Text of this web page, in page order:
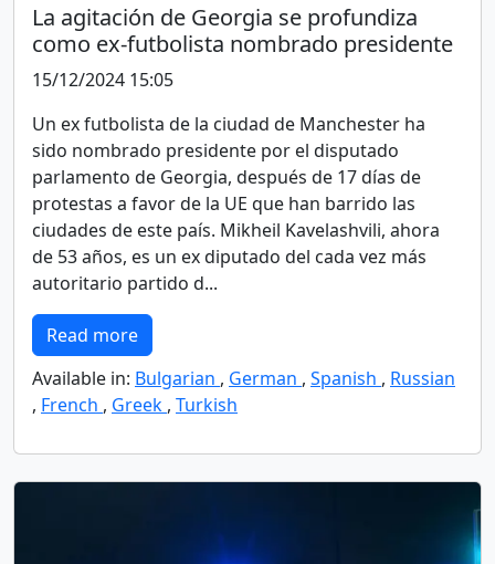
La agitación de Georgia se profundiza
como ex-futbolista nombrado presidente
15/12/2024 15:05
Un ex futbolista de la ciudad de Manchester ha
sido nombrado presidente por el disputado
parlamento de Georgia, después de 17 días de
protestas a favor de la UE que han barrido las
ciudades de este país. Mikheil Kavelashvili, ahora
de 53 años, es un ex diputado del cada vez más
autoritario partido d...
Read more
Available in: Bulgarian , German , Spanish , Russian
, French , Greek , Turkish